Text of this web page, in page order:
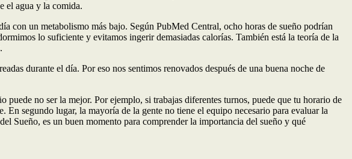
el agua y la comida.
con un metabolismo más bajo. Según PubMed Central, ocho horas de sueño podrían
lo suficiente y evitamos ingerir demasiadas calorías. También está la teoría de la
durante el día. Por eso nos sentimos renovados después de una buena noche de
no ser la mejor. Por ejemplo, si trabajas diferentes turnos, puede que tu horario de
segundo lugar, la mayoría de la gente no tiene el equipo necesario para evaluar la
Sueño, es un buen momento para comprender la importancia del sueño y qué